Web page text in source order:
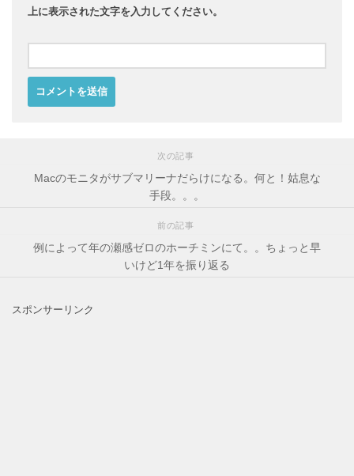
上に表示された文字を入力してください。
次の記事
Macのモニタがサブマリーナだらけになる。何と！姑息な
手段。。。
前の記事
例によって年の瀬感ゼロのホーチミンにて。。ちょっと早
いけど1年を振り返る
スポンサーリンク